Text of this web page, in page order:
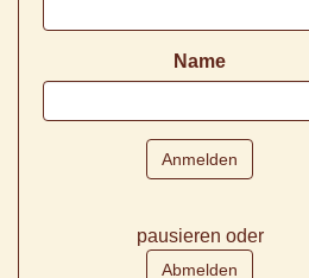
Name
pausieren oder